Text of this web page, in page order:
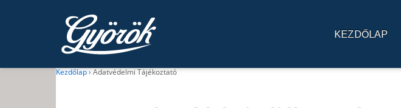
KEZDŐLAP
Kezdőlap›Adatvédelmi Tájékoztató